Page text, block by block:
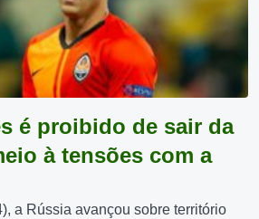
é proibido de sair da
à tensões com a
a Rússia avançou sobre território